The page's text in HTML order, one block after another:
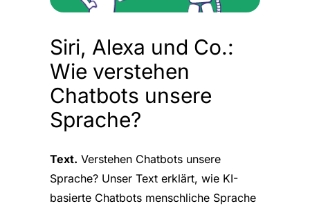
Siri, Alexa und Co.:
Wie verstehen
Chatbots unsere
Sprache?
Text. Verstehen Chatbots unsere
Sprache? Unser Text erklärt, wie KI-
basierte Chatbots menschliche Sprache